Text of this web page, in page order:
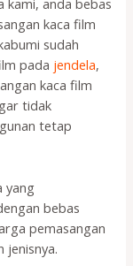
kami, anda bebas
kaca film
sudah
pada jendela,
kaca film
tidak
tetap
yang
bebas
pemasangan
jenisnya.